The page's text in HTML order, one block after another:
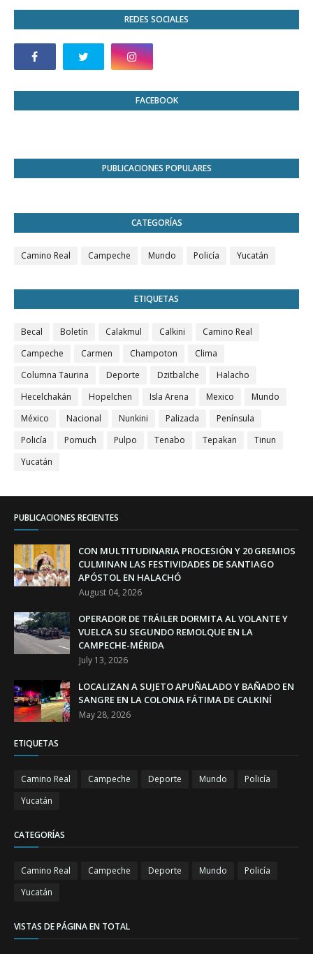
REDES SOCIALES
FACEBOOK
PUBLICACIONES POPULARES
CATEGORÍAS
Camino Real Campeche Mundo Policía Yucatán
ETIQUETAS
Becal Boletín Calakmul Calkini
Camino Real
Campeche
Carmen Champoton
Clima
Columna Taurina
Deporte Dzitbalche
Halacho
Hecelchakán
Hopelchen Isla Arena Mexico
Mundo
México
Nacional Nunkini Palizada
Península
Policía
Pomuch Pulpo Tenabo Tepakan
Tinun
Yucatán
PUBLICACIONES RECIENTES
CON MULTITUDINARIA PROCESIÓN Y 20 GREMIOS
CULMINAN LAS FESTIVIDADES DE SANTIAGO
APÓSTOL EN HALACHÓ
August 04, 2026
OPERADOR DE TRÁILER DORMITA AL VOLANTE Y
VUELCA SU SEGUNDO REMOLQUE EN LA
CAMPECHE-MÉRIDA
July 13, 2026
LOCALIZAN A SUJETO APUÑALADO Y BAÑADO EN
SANGRE EN LA COLONIA FÁTIMA DE CALKINÍ
May 28, 2026
ETIQUETAS
Camino Real Campeche Deporte Mundo
Policía
Yucatán
CATEGORÍAS
Camino Real Campeche Deporte Mundo
Policía
Yucatán
VISTAS DE PÁGINA EN TOTAL